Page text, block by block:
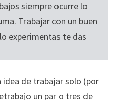
siempre ocurre lo
Trabajar con un buen
experimentas te das
idea de trabajar solo (por
un par o tres de